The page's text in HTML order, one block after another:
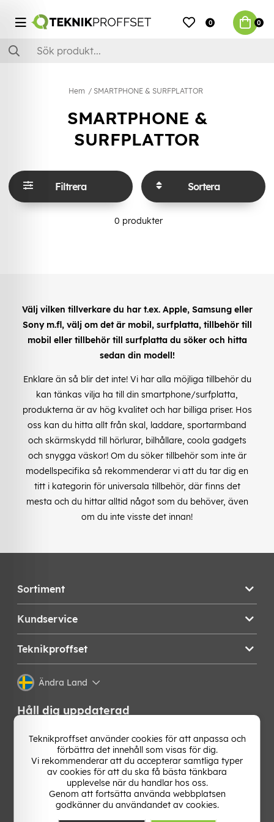
0 0
Hem SMARTPHONE & SURFPLATTOR
SMARTPHONE &
SURFPLATTOR
Filtrera Sortera
0 produkter
Välj vilken tillverkare du har t.ex. Apple, Samsung eller
Sony m.fl, välj om det är mobil, surfplatta, tillbehör till
mobil eller tillbehör till surfplatta du söker och hitta
sedan din modell!
Enklare än så blir det inte! Vi har alla möjliga tillbehör du
kan tänkas vilja ha till din smartphone/surfplatta,
produkterna är av hög kvalitet och har billiga priser. Hos
oss kan du hitta allt från skal, laddare, sportarmband
och skärmskydd till hörlurar, bilhållare, coola gadgets
och snygga väskor! Om du söker tillbehör som inte är
modellspecifika så rekommenderar vi att du tar dig en
titt i kategorin för universala tillbehör, där finns det
mesta och du hittar alltid något som du behöver, även
om du inte visste det innan!
Sortiment
Kundservice
Teknikproffset
Ändra Land
Håll dig uppdaterad
Få de senaste nyheterna, hetaste erbjudandena och
bästa tipsen från oss direkt i din mejlkorg. Signa upp på
vårt nyhetsbrev!
Teknikproffset använder cookies för att anpassa och
förbättra det innehåll som visas för dig.
Vi rekommenderar att du accepterar samtliga typer
av cookies för att du ska få bästa tänkbara
upplevelse när du handlar hos oss.
Genom att fortsätta använda webbplatsen
godkänner du användandet av cookies.